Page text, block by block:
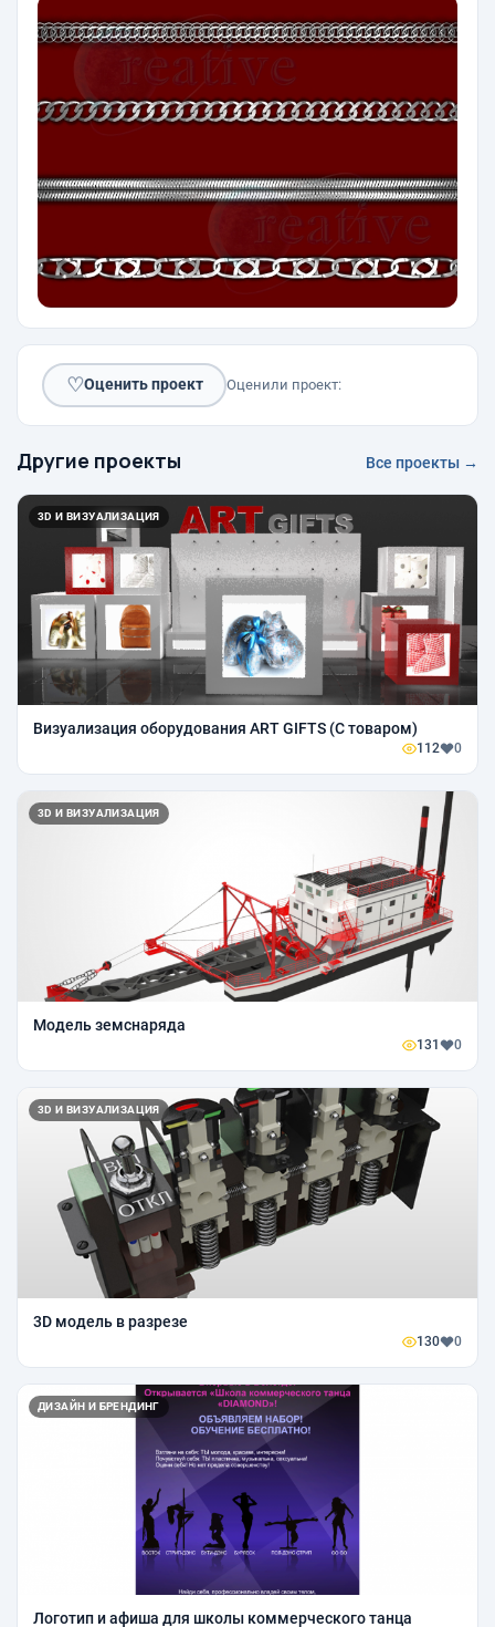
♡Оценить проект Оценили проект:
Другие проекты Все проекты →
3D И ВИЗУАЛИЗАЦИЯ
Визуализация оборудования ART GIFTS (С товаром)
112 0
3D И ВИЗУАЛИЗАЦИЯ
Модель земснаряда
131 0
3D И ВИЗУАЛИЗАЦИЯ
3D модель в разрезе
130 0
ДИЗАЙН И БРЕНДИНГ
Логотип и афиша для школы коммерческого танца